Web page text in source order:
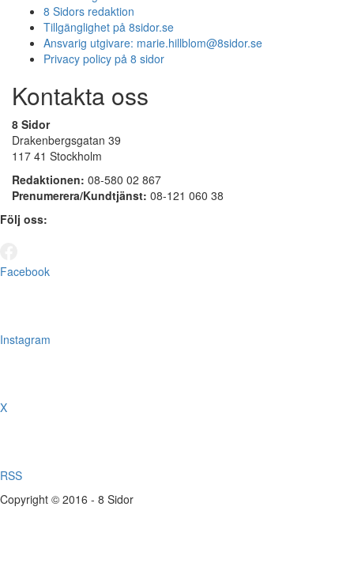
8 Sidors redaktion
Tillgänglighet på 8sidor.se
Ansvarig utgivare: marie.hillblom@8sidor.se
Privacy policy på 8 sidor
Kontakta oss
8 Sidor
Drakenbergsgatan 39
117 41 Stockholm
Redaktionen: 08-580 02 867
Prenumerera/Kundtjänst: 08-121 060 38
Följ oss:
Facebook
Instagram
X
RSS
Copyright © 2016 - 8 Sidor